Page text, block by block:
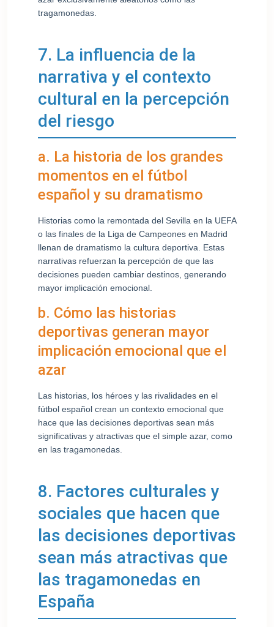
tragamonedas.
7. La influencia de la
narrativa y el contexto
cultural en la percepción
del riesgo
a. La historia de los grandes
momentos en el fútbol
español y su dramatismo
Historias como la remontada del Sevilla en la UEFA
o las finales de la Liga de Campeones en Madrid
llenan de dramatismo la cultura deportiva. Estas
narrativas refuerzan la percepción de que las
decisiones pueden cambiar destinos, generando
mayor implicación emocional.
b. Cómo las historias
deportivas generan mayor
implicación emocional que el
azar
Las historias, los héroes y las rivalidades en el
fútbol español crean un contexto emocional que
hace que las decisiones deportivas sean más
significativas y atractivas que el simple azar, como
en las tragamonedas.
8. Factores culturales y
sociales que hacen que
las decisiones deportivas
sean más atractivas que
las tragamonedas en
España